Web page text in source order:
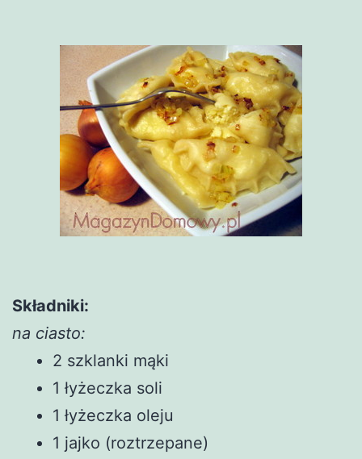
Składniki:
na ciasto:
2 szklanki mąki
1 łyżeczka soli
1 łyżeczka oleju
1 jajko (roztrzepane)